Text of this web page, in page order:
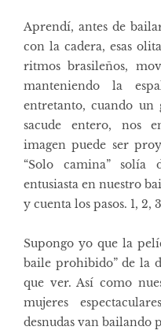
Aprendí, antes de
con la cadera, esas
ritmos brasileños,
manteniendo la
entretanto, cuando
sacude entero, nos
imagen puede ser
“Solo camina”
entusiasta en nuestro
y cuenta los pasos. 1, 2,
Supongo yo que la
baile prohibido” de la
que ver. Así como
mujeres
desnudas van bailando